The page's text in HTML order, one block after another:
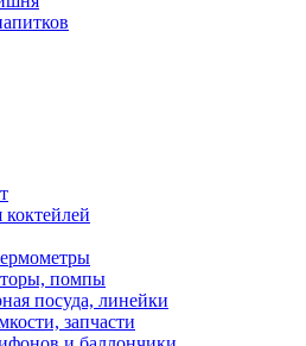
коктейлей
помпы
посуда, линейки
запчасти